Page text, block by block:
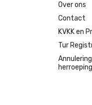
Over ons
Contact
KVKK en
Tur